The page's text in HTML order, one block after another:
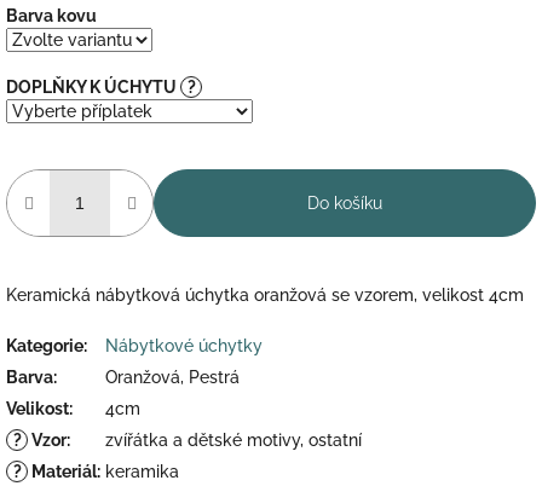
Barva kovu
DOPLŇKY K ÚCHYTU ?
Do košíku
Keramická nábytková úchytka oranžová se vzorem, velikost 4cm
Kategorie:
Nábytkové úchytky
Barva:
Oranžová, Pestrá
Velikost:
4cm
? Vzor:
zvířátka a dětské motivy, ostatní
?
Materiál: keramika